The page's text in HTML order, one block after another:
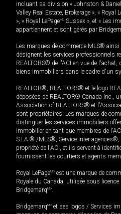
incluant sa division « Johnston & Daniel
Valley Real Estate, Brokerage », « Royal
», « Royal LePageMD Sussex », et « Les
appartiennent et sont gérés par
Les marques de commerce MLS®
désignent les services professionnels
REALTORS® de l'ACI en vue de l'achat,
biens immobiliers dans le cadre d'un
REALTOR®, REALTORS® et le logo
déposées de REALTOR® Canada Inc.,
Association of REALTORS® et
sont propriétaires. Les marques de
distinguer les services immobiliers
immobilier en tant que membres de
S.I.A.® /MLS®, Service inter-
propriété de l'ACI, et ils servent à
fournissent les courtiers et agents
Royal LePageMD est une marque de
Royale du Canada, utilisée sous
BridgemarqMD.
BridgemarqMD et ses logos / Services